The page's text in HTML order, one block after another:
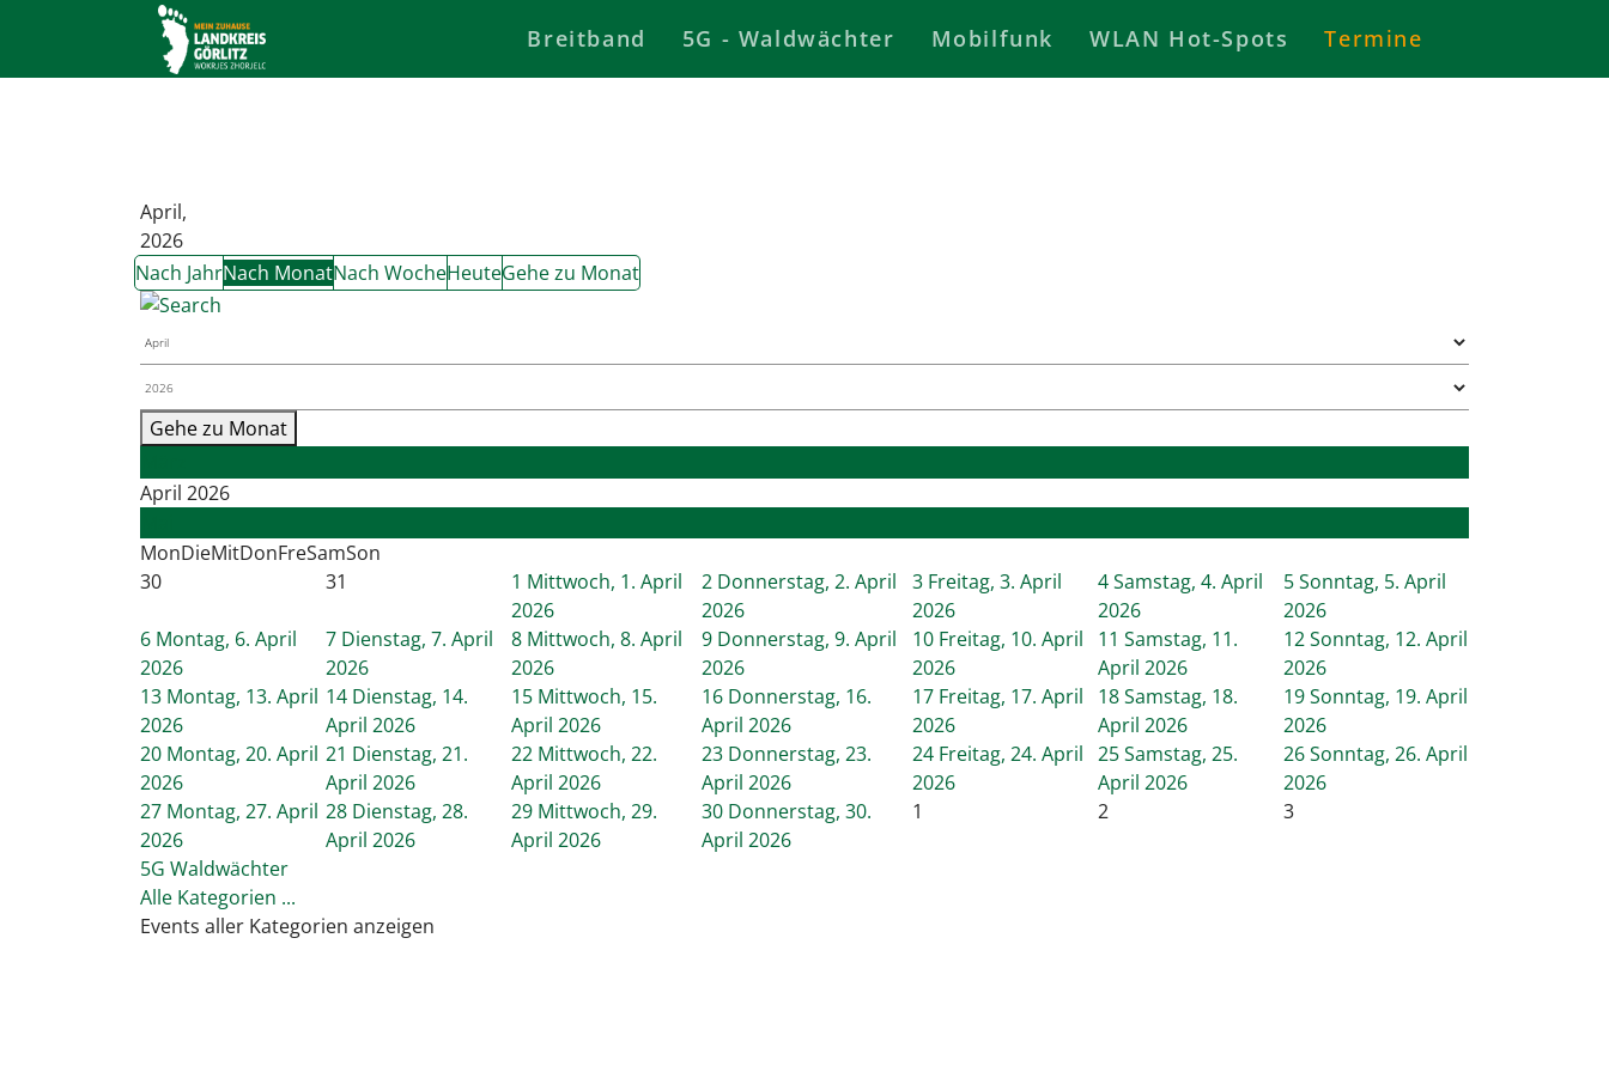
Breitband 5G - Waldwächter Mobilfunk WLAN Hot-Spots Termine
April,
2026
Nach JahrNach MonatNach WocheHeuteGehe zu Monat
Gehe zu Monat
April 2026
MonDieMitDonFreSamSon
30
31 1 Mittwoch, 1. April
2026
2 Donnerstag, 2. April
2026
3 Freitag, 3. April
2026
4Samstag, 4. April
2026
5Sonntag, 5. April
2026
6 Montag, 6. April
2026
7 Dienstag, 7. April
2026
8 Mittwoch, 8. April
2026
9 Donnerstag, 9. April
2026
10 Freitag, 10. April
2026
11 Samstag, 11.
April 2026
12Sonntag, 12. April
2026
13 Montag, 13. April
2026
14 Dienstag, 14.
April 2026
15 Mittwoch, 15.
April 2026
16 Donnerstag, 16.
April 2026
17 Freitag, 17. April
2026
18Samstag, 18.
April 2026
19Sonntag, 19. April
2026
20 Montag, 20. April
2026
21 Dienstag, 21.
April 2026
22 Mittwoch, 22.
April 2026
23 Donnerstag, 23.
April 2026
24 Freitag, 24. April
2026
25Samstag, 25.
April 2026
26Sonntag, 26. April
2026
27 Montag, 27. April
2026
28 Dienstag, 28.
April 2026
29 Mittwoch, 29.
April 2026
30 Donnerstag, 30.
April 2026
1 2 3
5G Waldwächter
Alle Kategorien ...
Events aller Kategorien anzeigen